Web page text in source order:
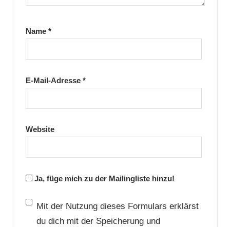
Name *
E-Mail-Adresse *
Website
Ja, füge mich zu der Mailingliste hinzu!
Mit der Nutzung dieses Formulars erklärst
du dich mit der Speicherung und